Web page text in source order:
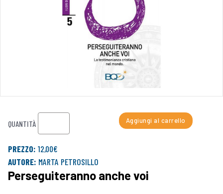
QUANTITÀ Aggiungi al carrello
PREZZO: 12,00€
AUTORE: MARTA PETROSILLO
Perseguiteranno anche voi